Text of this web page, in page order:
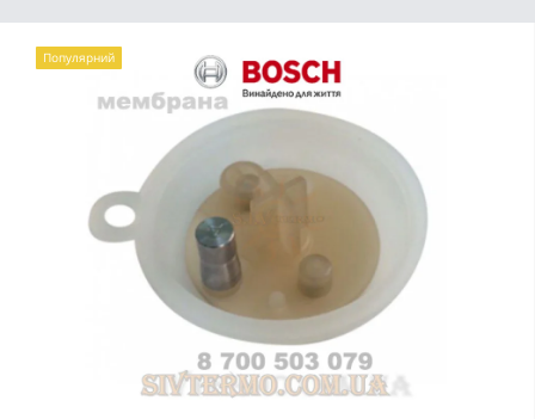
Популярний